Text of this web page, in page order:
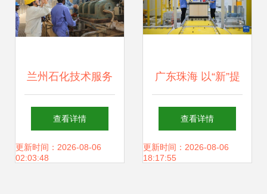
兰州石化技术服务
出海 以专业实力叩
开非洲市场大门
查看详情
更新时间：2026-08-06
02:03:48
广东珠海 以“新”提
质，向高攀登——
技术咨询与技术服
查看详情
更新时间：2026-08-06
18:17:55